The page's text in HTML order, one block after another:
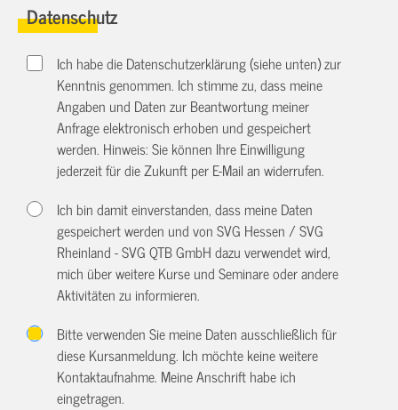
Datenschutz
Ich habe die Datenschutzerklärung (siehe unten) zur
Kenntnis genommen. Ich stimme zu, dass meine
Angaben und Daten zur Beantwortung meiner
Anfrage elektronisch erhoben und gespeichert
werden. Hinweis: Sie können Ihre Einwilligung
jederzeit für die Zukunft per E-Mail anwiderrufen.
Ich bin damit einverstanden, dass meine Daten
gespeichert werden und von SVG Hessen / SVG
Rheinland - SVG QTB GmbH dazu verwendet wird,
mich über weitere Kurse und Seminare oder andere
Aktivitäten zu informieren.
Bitte verwenden Sie meine Daten ausschließlich für
diese Kursanmeldung. Ich möchte keine weitere
Kontaktaufnahme. Meine Anschrift habe ich
eingetragen.